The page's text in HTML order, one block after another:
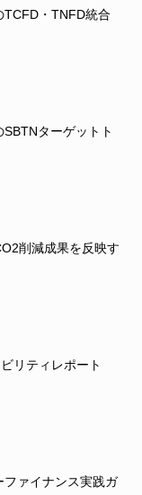
TCFD・TNFD統合
ターゲットト
削減成果を反映す
リティレポート
ァイナンス実践ガ